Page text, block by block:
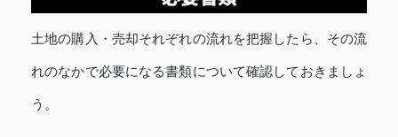
土地の購入・売却それぞれの流れを把握したら、その流
れのなかで必要になる書類について確認しておきましょ
う。